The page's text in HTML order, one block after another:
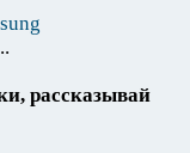
рассказывай